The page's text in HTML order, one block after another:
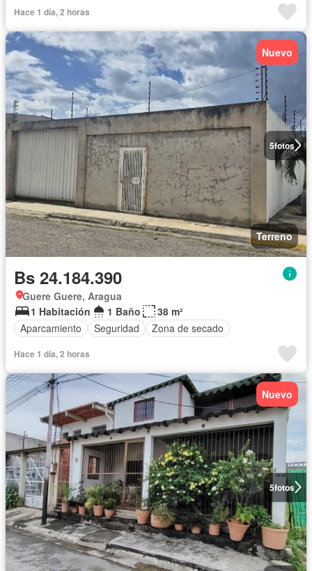
Hace 1 día, 2 horas
5fotos
Nuevo
Terreno
Bs 24.184.390
Guere Guere, Aragua
1 Habitación
1 Baño
38 m²
Aparcamiento
Seguridad Zona de secado
Hace 1 día, 2 horas
5fotos
Nuevo